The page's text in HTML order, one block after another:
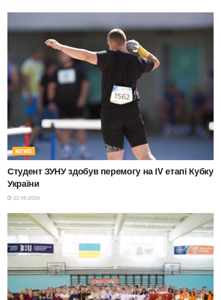
NEWS
Студент ЗУНУ здобув перемогу на ІV етапі Кубку
України
22.06.2026